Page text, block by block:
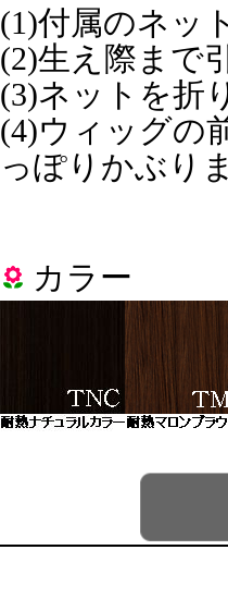
(1)付属のネッ
(2)生え際まで
(3)ネットを折
(4)ウィッグの
っぽりかぶり
カラー